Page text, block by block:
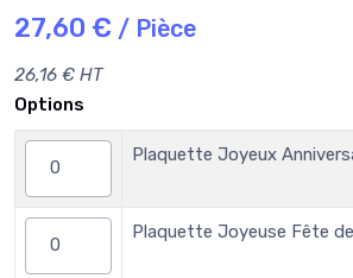
27,60 € / Pièce
26,16 € HT
Options
Plaquette Joyeux
Plaquette Joyeuse Fête